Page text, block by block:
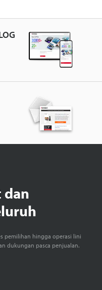
dan
pemilihan hingga operasi lini
dukungan pasca penjualan.